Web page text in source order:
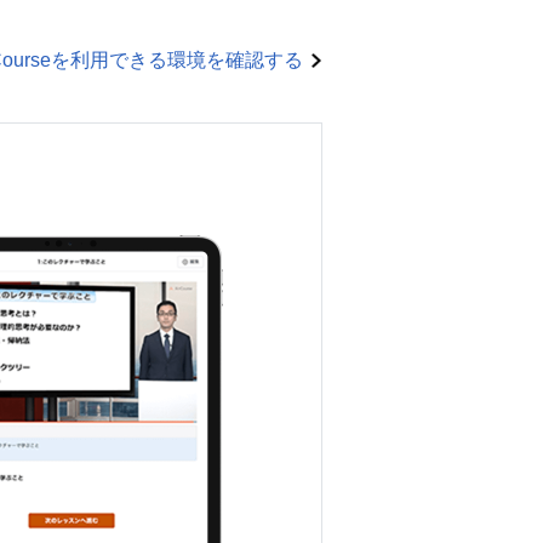
を利用できる環境を確認する